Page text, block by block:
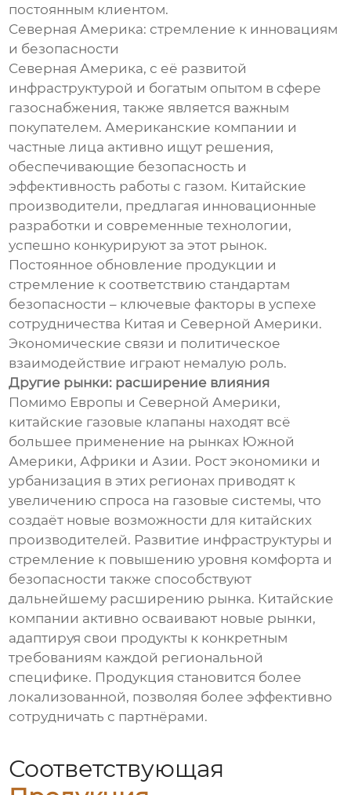
постоянным клиентом.
Северная Америка: стремление к инновациям
и безопасности
Северная Америка, с её развитой
инфраструктурой и богатым опытом в сфере
газоснабжения, также является важным
покупателем. Американские компании и
частные лица активно ищут решения,
обеспечивающие безопасность и
эффективность работы с газом. Китайские
производители, предлагая инновационные
разработки и современные технологии,
успешно конкурируют за этот рынок.
Постоянное обновление продукции и
стремление к соответствию стандартам
безопасности – ключевые факторы в успехе
сотрудничества Китая и Северной Америки.
Экономические связи и политическое
взаимодействие играют немалую роль.
Другие рынки: расширение влияния
Помимо Европы и Северной Америки,
китайские газовые клапаны находят всё
большее применение на рынках Южной
Америки, Африки и Азии. Рост экономики и
урбанизация в этих регионах приводят к
увеличению спроса на газовые системы, что
создаёт новые возможности для китайских
производителей. Развитие инфраструктуры и
стремление к повышению уровня комфорта и
безопасности также способствуют
дальнейшему расширению рынка. Китайские
компании активно осваивают новые рынки,
адаптируя свои продукты к конкретным
требованиям каждой региональной
специфике. Продукция становится более
локализованной, позволяя более эффективно
сотрудничать с партнёрами.
Соответствующая